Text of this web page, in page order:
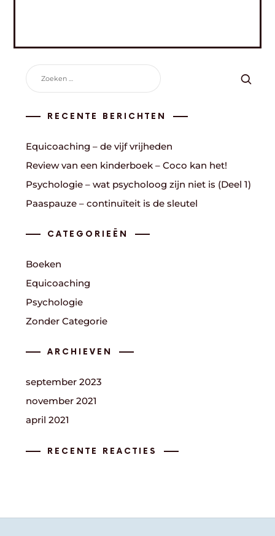
NAAR:
RECENTE BERICHTEN
Equicoaching – de vijf vrijheden
Review van een kinderboek – Coco kan het!
Psychologie – wat psycholoog zijn niet is (Deel 1)
Paaspauze – continuïteit is de sleutel
CATEGORIEËN
Boeken
Equicoaching
Psychologie
Zonder Categorie
ARCHIEVEN
september 2023
november 2021
april 2021
RECENTE REACTIES